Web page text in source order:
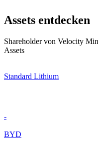
Assets entdecken
Shareholder von Velocity
Assets
Standard Lithium
-
BYD